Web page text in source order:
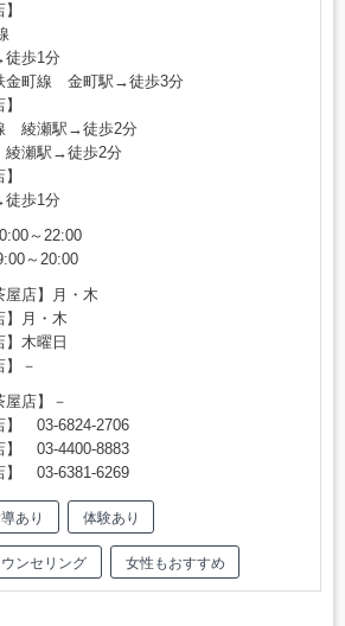
歩1分
金町線 金町駅→徒歩3分
綾瀬駅→徒歩2分
瀬駅→徒歩2分
歩1分
～22:00
～20:00
屋店】月・木
】月・木
】木曜日
】－
屋店】－
】 03-6824-2706
】 03-4400-8883
】 03-6381-6269
あり 体験あり
ンセリング 女性もおすすめ